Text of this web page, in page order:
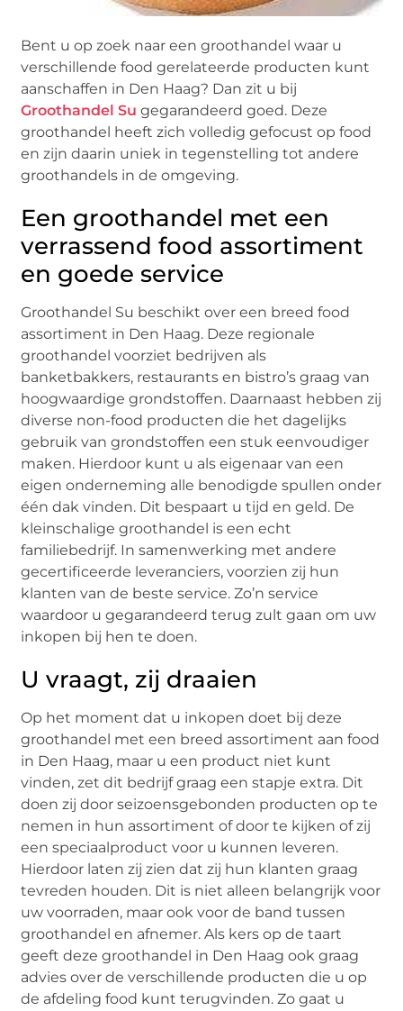
Bent u op zoek naar een groothandel waar u
verschillende food gerelateerde producten kunt
aanschaffen in Den Haag? Dan zit u bij
Groothandel Su gegarandeerd goed. Deze
groothandel heeft zich volledig gefocust op food
en zijn daarin uniek in tegenstelling tot andere
groothandels in de omgeving.
Een groothandel met een
verrassend food assortiment
en goede service
Groothandel Su beschikt over een breed food
assortiment in Den Haag. Deze regionale
groothandel voorziet bedrijven als
banketbakkers, restaurants en bistro’s graag van
hoogwaardige grondstoffen. Daarnaast hebben zij
diverse non-food producten die het dagelijks
gebruik van grondstoffen een stuk eenvoudiger
maken. Hierdoor kunt u als eigenaar van een
eigen onderneming alle benodigde spullen onder
één dak vinden. Dit bespaart u tijd en geld. De
kleinschalige groothandel is een echt
familiebedrijf. In samenwerking met andere
gecertificeerde leveranciers, voorzien zij hun
klanten van de beste service. Zo’n service
waardoor u gegarandeerd terug zult gaan om uw
inkopen bij hen te doen.
U vraagt, zij draaien
Op het moment dat u inkopen doet bij deze
groothandel met een breed assortiment aan food
in Den Haag, maar u een product niet kunt
vinden, zet dit bedrijf graag een stapje extra. Dit
doen zij door seizoensgebonden producten op te
nemen in hun assortiment of door te kijken of zij
een speciaalproduct voor u kunnen leveren.
Hierdoor laten zij zien dat zij hun klanten graag
tevreden houden. Dit is niet alleen belangrijk voor
uw voorraden, maar ook voor de band tussen
groothandel en afnemer. Als kers op de taart
geeft deze groothandel in Den Haag ook graag
advies over de verschillende producten die u op
de afdeling food kunt terugvinden. Zo gaat u